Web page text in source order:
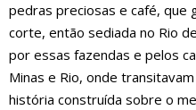
pedras preciosas e café, que
corte, então sediada no Rio
por essas fazendas e pelos
Minas e Rio, onde
história construída sobre o